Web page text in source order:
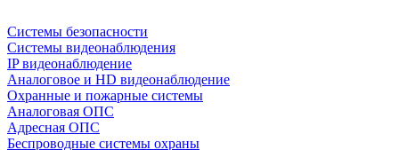
Системы безопасности
Системы видеонаблюдения
IP видеонаблюдение
Аналоговое и HD видеонаблюдение
Охранные и пожарные системы
Аналоговая ОПС
Адресная ОПС
Беспроводные системы охраны